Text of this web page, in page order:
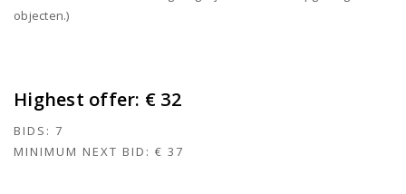
objecten.)
Highest offer: € 32
BIDS: 7
MINIMUM NEXT BID: € 37